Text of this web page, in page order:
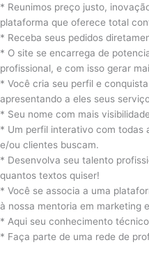
* Reunimos preço justo,
plataforma que oferece total
* Receba seus pedidos
* O site se encarrega de
profissional, e com isso gerar
* Você cria seu perfil e
apresentando a eles seus
* Seu nome com mais
* Um perfil interativo com todas
e/ou clientes buscam.
* Desenvolva seu talento
quantos textos quiser!
* Você se associa a uma
à nossa mentoria em marketing
* Aqui seu conhecimento
* Faça parte de uma rede de